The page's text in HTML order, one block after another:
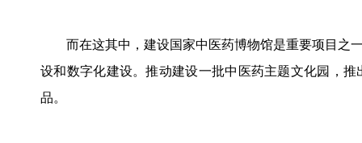
而在这其中，建设国家中医药博物馆是重要项目之
设和数字化建设。推动建设一批中医药主题文化园，
品。